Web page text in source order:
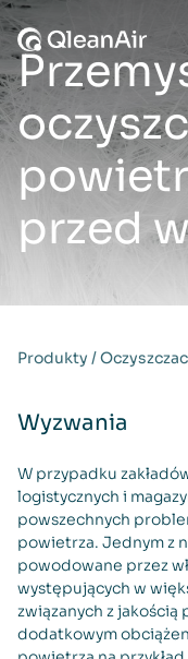
Przejdź do treści
przed
Produkty /
Wyzwania
W przypadku
logistycznych i
powszechnych
powietrza. Jednym z
powodowane przez
występujących w
związanych z
dodatkowym